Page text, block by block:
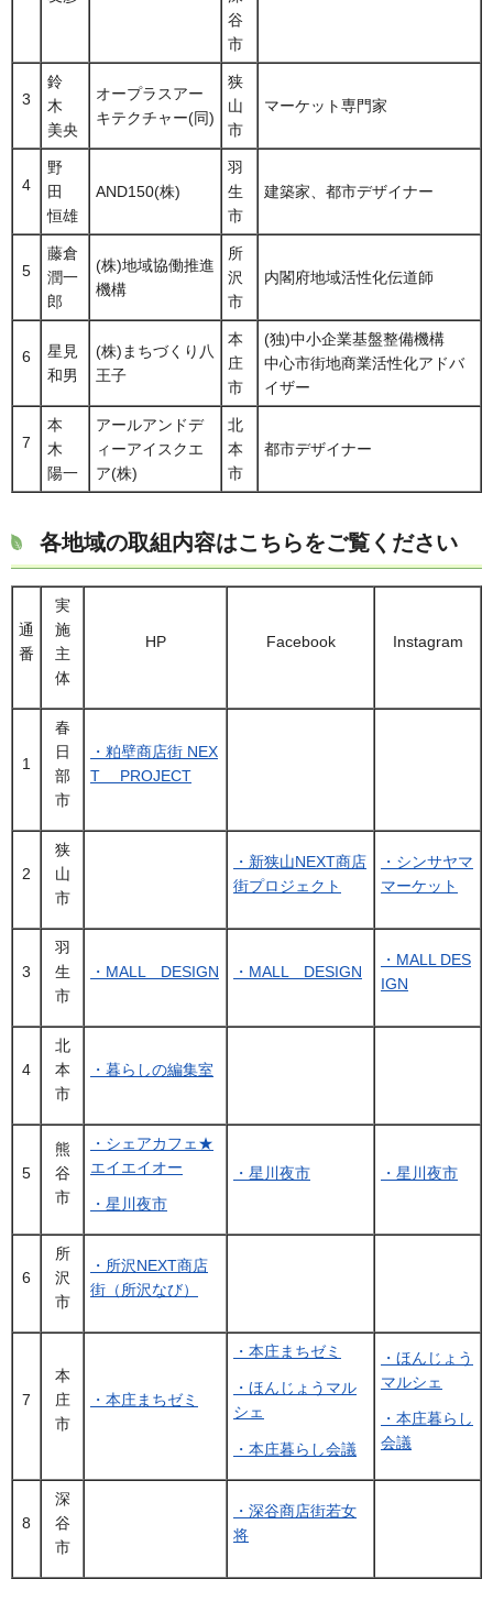
谷
市
3
鈴
木
美央
オープラスアー
キテクチャー(同)
狭
山
市
マーケット専門家
4
野
田
恒雄
AND150(株)
羽
生
市
建築家、都市デザイナー
5
藤倉
潤一
郎
(株)地域協働推進
機構
所
沢
市
内閣府地域活性化伝道師
6
星見
和男
(株)まちづくり八
王子
本
庄
市
(独)中小企業基盤整備機構
中心市街地商業活性化アドバ
イザー
7
本
木
陽一
アールアンドデ
ィーアイスクエ
ア(株)
北
本
市
都市デザイナー
各地域の取組内容はこちらをご覧ください
通
番
実
施
主
体
HP Facebook Instagram
1
春
日
部
市
・粕壁商店街 NEX
T PROJECT
2
狭
山
市
・新狭山NEXT商店
街プロジェクト
・シンサヤマ
マーケット
3
羽
生
市
・MALL DESIGN ・MALL DESIGN
・MALL DES
IGN
4
北
本
市
・暮らしの編集室
5
熊
谷
市
・シェアカフェ★
エイエイオー
・星川夜市
・星川夜市 ・星川夜市
6
所
沢
市
・所沢NEXT商店
街（所沢なび）
7
本
庄
市
・本庄まちゼミ
・本庄まちゼミ
・ほんじょうマル
シェ
・本庄暮らし会議
・ほんじょう
マルシェ
・本庄暮らし
会議
8
深
谷
市
・深谷商店街若女
将